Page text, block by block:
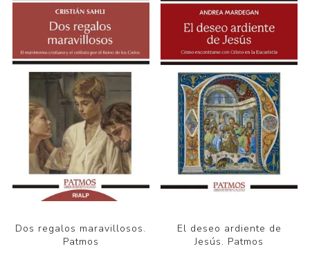
Dos regalos maravillosos.
Patmos
El deseo ardiente de
Jesús. Patmos